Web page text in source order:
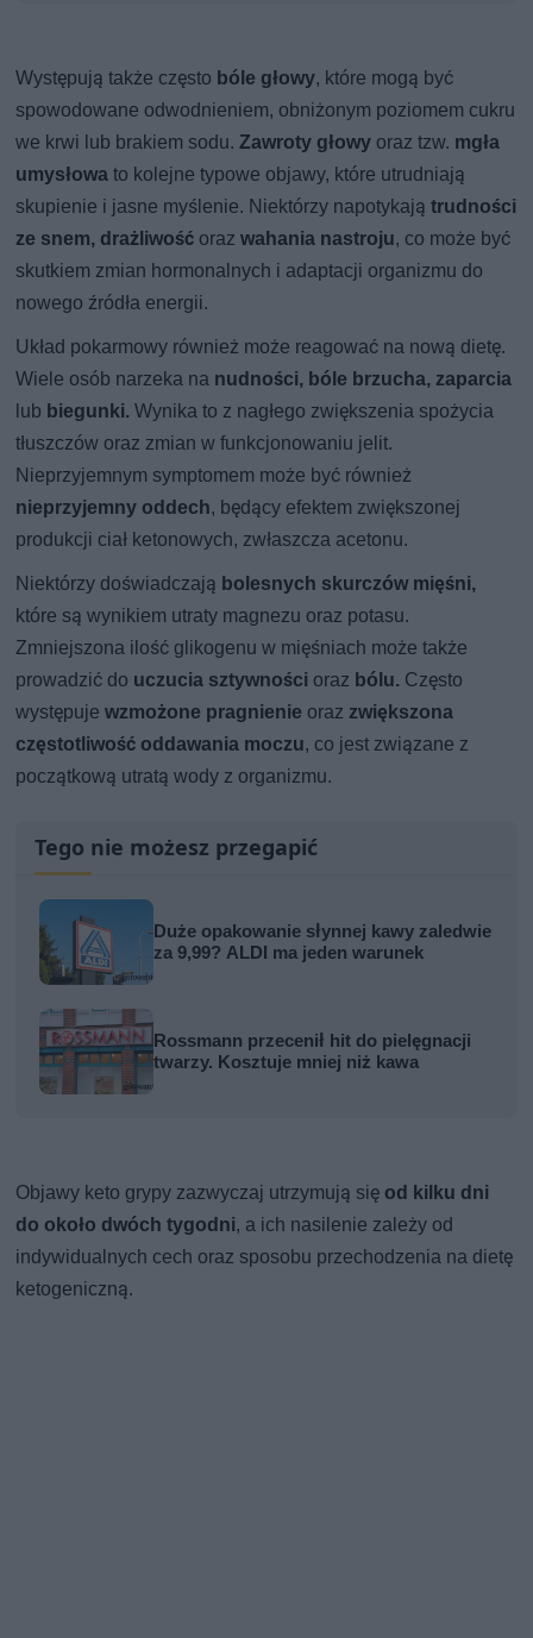
Występują także często bóle głowy, które mogą być
spowodowane odwodnieniem, obniżonym poziomem cukru
we krwi lub brakiem sodu.Zawroty głowy oraz tzw. mgła
umysłowa to kolejne typowe objawy, które utrudniają
skupienie i jasne myślenie. Niektórzy napotykajątrudności
ze snem, drażliwość orazwahania nastroju, co może być
skutkiem zmian hormonalnych i adaptacji organizmu do
nowego źródła energii.
Układ pokarmowy również może reagować na nową dietę.
Wiele osób narzeka na nudności, bóle brzucha, zaparcia
lub biegunki. Wynika to z nagłego zwiększenia spożycia
tłuszczów oraz zmian w funkcjonowaniu jelit.
Nieprzyjemnym symptomem może być również
nieprzyjemny oddech, będący efektem zwiększonej
produkcji ciał ketonowych, zwłaszcza acetonu.
Niektórzy doświadczają bolesnych skurczów mięśni,
które są wynikiem utraty magnezu oraz potasu.
Zmniejszona ilość glikogenu w mięśniach może także
prowadzić do uczucia sztywności oraz bólu. Często
występujewzmożone pragnienie oraz zwiększona
częstotliwość oddawania moczu, co jest związane z
początkową utratą wody z organizmu.
Tego nie możesz przegapić
Duże opakowanie słynnej kawy zaledwie
za 9,99? ALDI ma jeden warunek
Rossmann przecenił hit do pielęgnacji
twarzy. Kosztuje mniej niż kawa
Objawy keto grypy zazwyczaj utrzymują się od kilku dni
do około dwóch tygodni, a ich nasilenie zależy od
indywidualnych cech oraz sposobu przechodzenia na dietę
ketogeniczną.